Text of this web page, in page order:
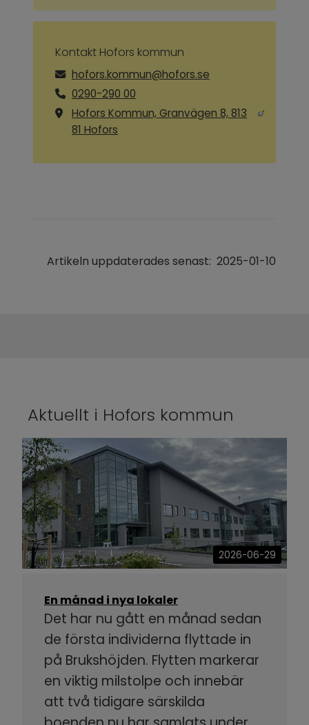
Kontakt Hofors kommun
hofors.kommun@hofors.se
0290-290 00
Hofors Kommun, Granvägen 8, 813
81 Hofors
Artikeln uppdaterades senast: 2025-01-10
Aktuellt i Hofors kommun
2026-06-29
En månad i nya lokaler
Det har nu gått en månad sedan
de första individerna flyttade in
på Brukshöjden. Flytten markerar
en viktig milstolpe och innebär
att två tidigare särskilda